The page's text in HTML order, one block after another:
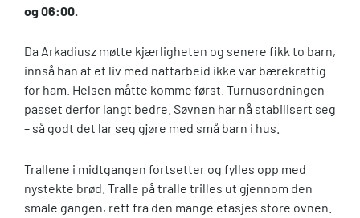
og 06:00.
Da Arkadiusz møtte kjærligheten og senere fikk to barn,
innså han at et liv med nattarbeid ikke var bærekraftig
for ham. Helsen måtte komme først. Turnusordningen
passet derfor langt bedre. Søvnen har nå stabilisert seg
– så godt det lar seg gjøre med små barn i hus.
Trallene i midtgangen fortsetter og fylles opp med
nystekte brød. Tralle på tralle trilles ut gjennom den
smale gangen, rett fra den mange etasjes store ovnen.